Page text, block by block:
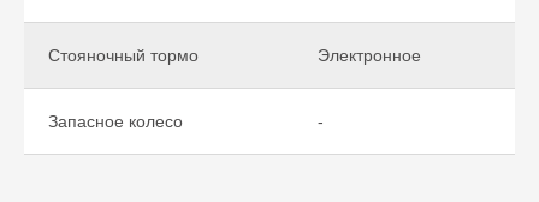
Стояночный тормо Электронное
Запасное колесо -